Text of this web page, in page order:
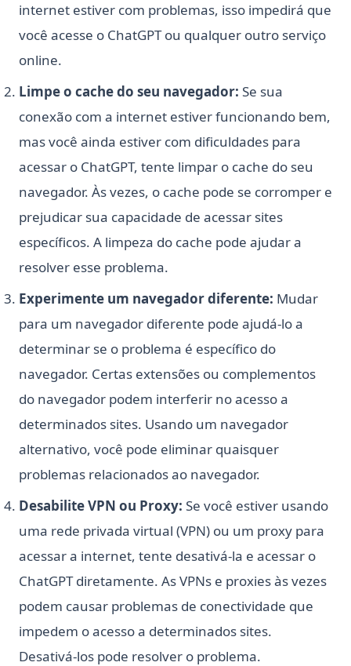
internet estiver com problemas, isso impedirá que
você acesse o ChatGPT ou qualquer outro serviço
online.
Limpe o cache do seu navegador: Se sua
conexão com a internet estiver funcionando bem,
mas você ainda estiver com dificuldades para
acessar o ChatGPT, tente limpar o cache do seu
navegador. Às vezes, o cache pode se corromper e
prejudicar sua capacidade de acessar sites
específicos. A limpeza do cache pode ajudar a
resolver esse problema.
Experimente um navegador diferente: Mudar
para um navegador diferente pode ajudá-lo a
determinar se o problema é específico do
navegador. Certas extensões ou complementos
do navegador podem interferir no acesso a
determinados sites. Usando um navegador
alternativo, você pode eliminar quaisquer
problemas relacionados ao navegador.
Desabilite VPN ou Proxy: Se você estiver usando
uma rede privada virtual (VPN) ou um proxy para
acessar a internet, tente desativá-la e acessar o
ChatGPT diretamente. As VPNs e proxies às vezes
podem causar problemas de conectividade que
impedem o acesso a determinados sites.
Desativá-los pode resolver o problema.